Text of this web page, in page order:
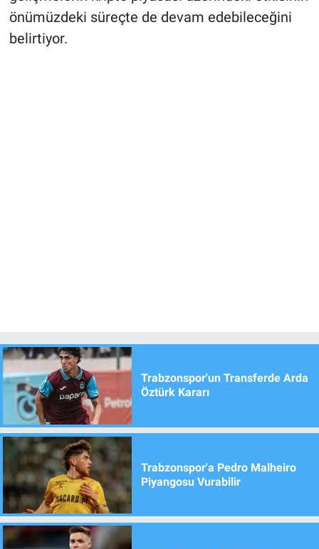
önümüzdeki süreçte de devam edebileceğini
belirtiyor.
Trabzonspor'un Transferde Arda
Öztürk Kararı
Trabzonspor'a Pedro Malheiro
Piyangosu Vurabilir